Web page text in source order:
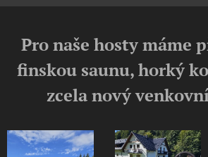
Pro naše hosty máme
finskou saunu, horký
zcela nový